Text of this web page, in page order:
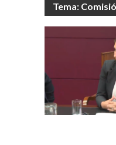
Tema: